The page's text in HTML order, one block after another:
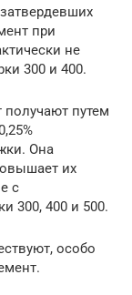
при
не
300 и 400.
путем
Она
их
с
300, 400 и 500.
особо